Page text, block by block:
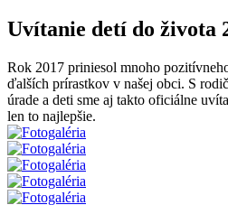
Uvítanie detí do života
Rok 2017 priniesol mnoho
ďalších prírastkov v našej obci. S
úrade a deti sme aj takto oficiálne
len to najlepšie.